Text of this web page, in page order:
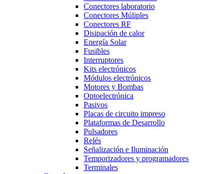
Conectores laboratorio
Conectores Múliples
Conectores RF
Disipación de calor
Energía Solar
Fusibles
Interruptores
Kits electrónicos
Módulos electrónicos
Motores y Bombas
Optoelectrónica
Pasivos
Placas de circuito impreso
Plataformas de Desarrollo
Pulsadores
Relés
Señalización e Iluminación
Temporizadores y programadores
Terminales